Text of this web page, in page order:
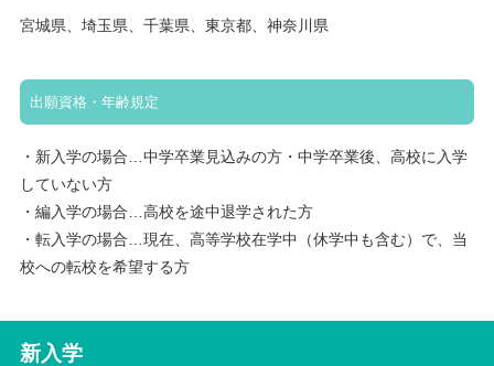
宮城県、埼玉県、千葉県、東京都、神奈川県
出願資格・年齢規定
・新入学の場合…中学卒業見込みの方・中学卒業後、高校に入学
していない方
・編入学の場合…高校を途中退学された方
・転入学の場合…現在、高等学校在学中（休学中も含む）で、当
校への転校を希望する方
新入学